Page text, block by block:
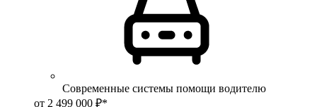
Современные системы помощи водителю
от 2 499 000 ₽*